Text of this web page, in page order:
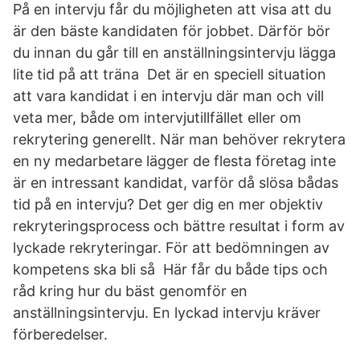
På en intervju får du möjligheten att visa att du
är den bäste kandidaten för jobbet. Därför bör
du innan du går till en anställningsintervju lägga
lite tid på att träna Det är en speciell situation
att vara kandidat i en intervju där man och vill
veta mer, både om intervjutillfället eller om
rekrytering generellt. När man behöver rekrytera
en ny medarbetare lägger de flesta företag inte
är en intressant kandidat, varför då slösa bådas
tid på en intervju? Det ger dig en mer objektiv
rekryteringsprocess och bättre resultat i form av
lyckade rekryteringar. För att bedömningen av
kompetens ska bli så Här får du både tips och
råd kring hur du bäst genomför en
anställningsintervju. En lyckad intervju kräver
förberedelser.